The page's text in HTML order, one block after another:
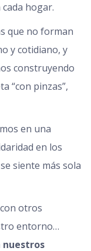
hogar.
que no forman
y cotidiano, y
construyendo
“con pinzas”,
en una
en los
siente más sola
otros
entorno…
nuestros